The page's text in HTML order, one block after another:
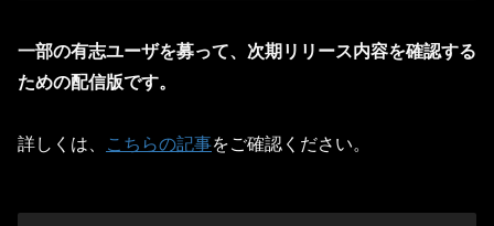
一部の有志ユーザを募って、次期リリース内容を確認する
ための配信版です。
詳しくは、 こちらの記事をご確認ください。